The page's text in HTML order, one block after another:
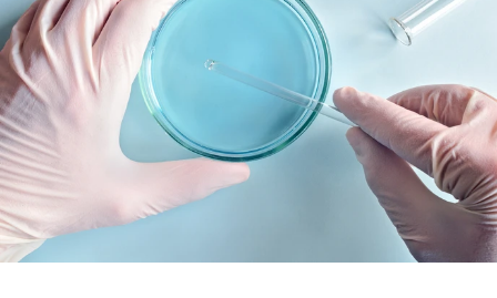
Принимаю условия
Соглашения на обработку
персональных данных
Записаться на прием
Отчество*
Дата рождения*